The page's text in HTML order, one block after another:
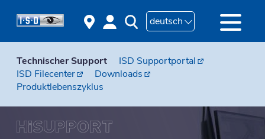
deutsch
Technischer Support
ISD Supportportal
ISD Filecenter
Downloads
Produktlebenszyklus